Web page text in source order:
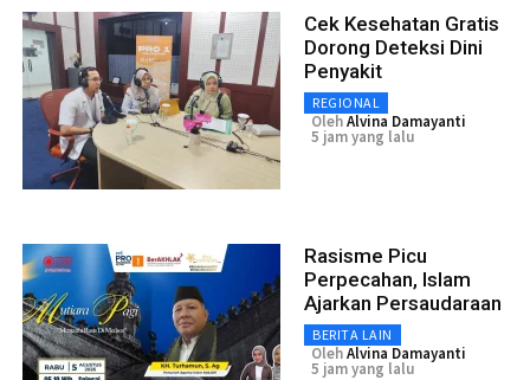
Cek Kesehatan Gratis
Dorong Deteksi Dini
Penyakit
REGIONAL
OlehAlvina Damayanti
5 jam yang lalu
Rasisme Picu
Perpecahan, Islam
Ajarkan Persaudaraan
BERITA LAIN
OlehAlvina Damayanti
5 jam yang lalu